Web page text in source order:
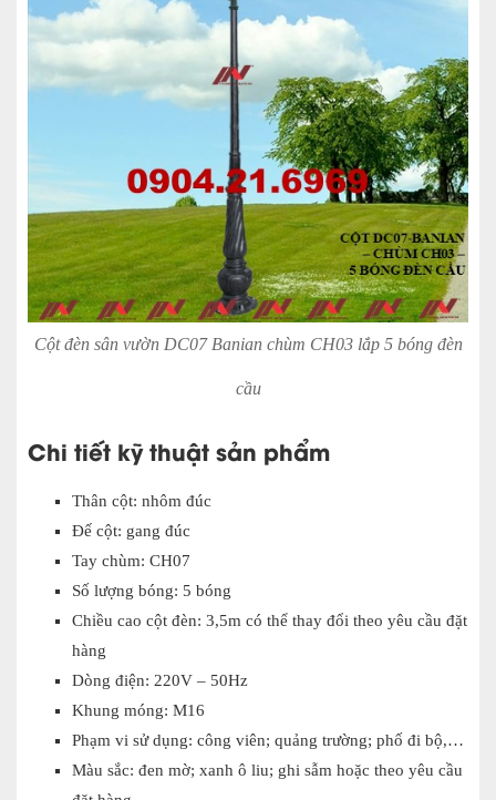
Cột đèn sân vườn DC07 Banian chùm CH03 lắp 5 bóng đèn
cầu
Chi tiết kỹ thuật sản phẩm
Thân cột: nhôm đúc
Đế cột: gang đúc
Tay chùm: CH07
Số lượng bóng: 5 bóng
Chiều cao cột đèn: 3,5m có thể thay đổi theo yêu cầu đặt
hàng
Dòng điện: 220V – 50Hz
Khung móng: M16
Phạm vi sử dụng: công viên; quảng trường; phố đi bộ,…
Màu sắc: đen mờ; xanh ô liu; ghi sẫm hoặc theo yêu cầu